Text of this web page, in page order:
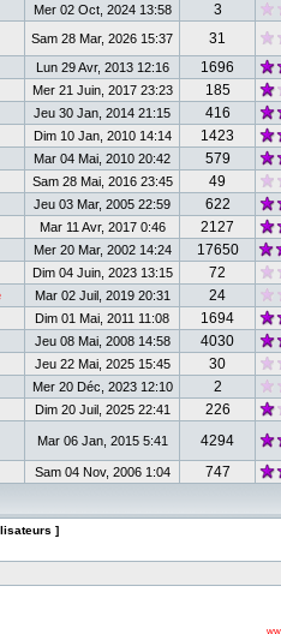
Mer 02 Oct, 2024 13:58
3
Sam 28 Mar, 2026 15:37
31
Lun 29 Avr, 2013 12:16
1696
Mer 21 Juin, 2017 23:23
185
Jeu 30 Jan, 2014 21:15
416
Dim 10 Jan, 2010 14:14
1423
Mar 04 Mai, 2010 20:42
579
Sam 28 Mai, 2016 23:45
49
Jeu 03 Mar, 2005 22:59
622
Mar 11 Avr, 2017 0:46
2127
Mer 20 Mar, 2002 14:24
17650
Dim 04 Juin, 2023 13:15
72
Mar 02 Juil, 2019 20:31
24
Dim 01 Mai, 2011 11:08
1694
Jeu 08 Mai, 2008 14:58
4030
Jeu 22 Mai, 2025 15:45
30
Mer 20 Déc, 2023 12:10
2
Dim 20 Juil, 2025 22:41
226
Mar 06 Jan, 2015 5:41
4294
Sam 04 Nov, 2006 1:04 747
]